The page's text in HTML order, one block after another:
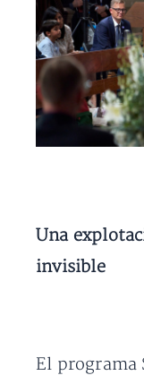
Una
invisible
El programa